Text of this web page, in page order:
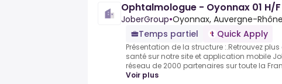
Ophtalmologue - Oyonnax 01 H/
JoberGroup•Oyonnax, Auvergne-
Temps partiel
Quick Apply
Présentation de la structure :.Retrouvez
santé sur notre site et application mobile
réseau de 2000 partenaires sur toute la
Voir plus